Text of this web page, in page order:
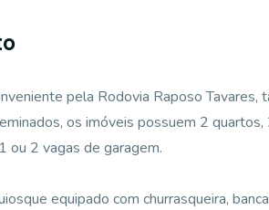
pela Rodovia Raposo Tavares,
os imóveis possuem 2 quartos,
ou 2 vagas de garagem.
equipado com churrasqueira,